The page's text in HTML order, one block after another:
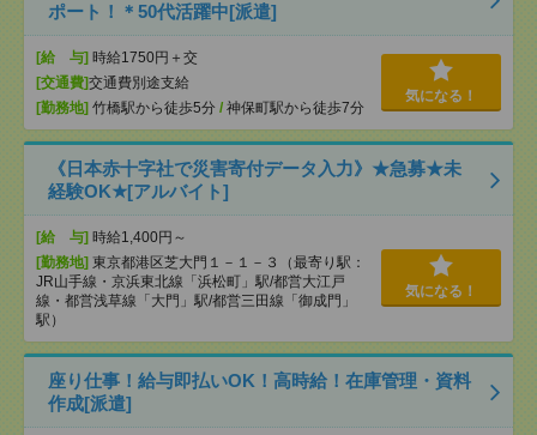
ポート！＊50代活躍中[派遣]
[給 与] 時給1750円＋交
[交通費]交通費別途支給
[勤務地] 竹橋駅から徒歩5分 / 神保町駅から徒歩7分
気になる！
《日本赤十字社で災害寄付データ入力》★急募★未
経験OK★[アルバイト]
[給 与] 時給1,400円～
[勤務地] 東京都港区芝大門１－１－３（最寄り駅：
JR山手線・京浜東北線「浜松町」駅/都営大江戸
線・都営浅草線「⼤⾨」駅/都営三田線「御成⾨」
駅）
気になる！
座り仕事！給与即払いOK！高時給！在庫管理・資料
作成[派遣]